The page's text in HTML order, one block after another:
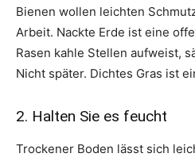
Bienen wollen leichten
Arbeit. Nackte Erde ist eine
Rasen kahle Stellen aufweist,
Nicht später. Dichtes Gras ist
2. Halten Sie es feucht
Trockener Boden lässt sich